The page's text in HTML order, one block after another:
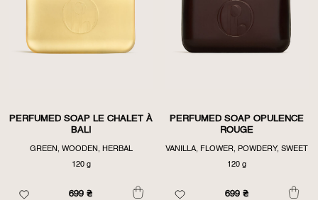
PERFUMED SOAP LE CHALET À
BALI
GREEN, WOODEN, HERBAL
120 g
699₴
PERFUMED SOAP OPULENCE
ROUGE
VANILLA, FLOWER, POWDERY, SWEET
120 g
699 ₴